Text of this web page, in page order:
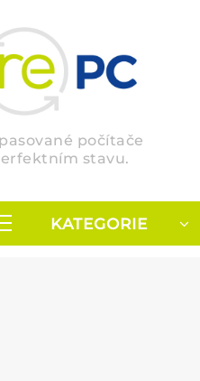
počítače
stavu.
KATEGORIE